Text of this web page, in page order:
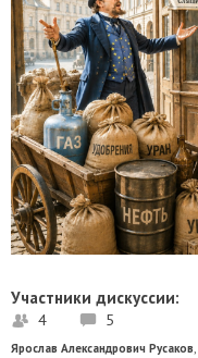
Участники дискуссии:
4 5
Ярослав Александрович Русаков